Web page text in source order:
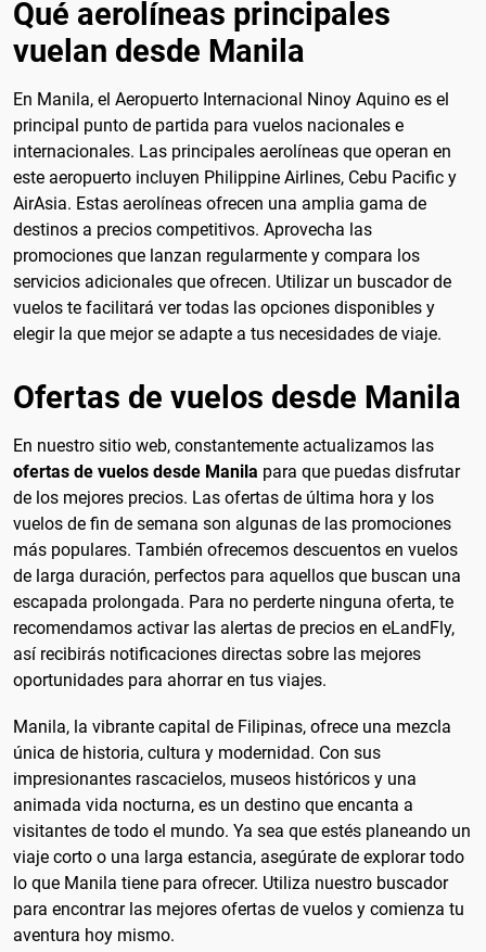
Qué aerolíneas principales
vuelan desde Manila
En Manila, el Aeropuerto Internacional Ninoy Aquino es el
principal punto de partida para vuelos nacionales e
internacionales. Las principales aerolíneas que operan en
este aeropuerto incluyen Philippine Airlines, Cebu Pacific y
AirAsia. Estas aerolíneas ofrecen una amplia gama de
destinos a precios competitivos. Aprovecha las
promociones que lanzan regularmente y compara los
servicios adicionales que ofrecen. Utilizar un buscador de
vuelos te facilitará ver todas las opciones disponibles y
elegir la que mejor se adapte a tus necesidades de viaje.
Ofertas de vuelos desde Manila
En nuestro sitio web, constantemente actualizamos las
ofertas de vuelos desde Manila para que puedas disfrutar
de los mejores precios. Las ofertas de última hora y los
vuelos de fin de semana son algunas de las promociones
más populares. También ofrecemos descuentos en vuelos
de larga duración, perfectos para aquellos que buscan una
escapada prolongada. Para no perderte ninguna oferta, te
recomendamos activar las alertas de precios en eLandFly,
así recibirás notificaciones directas sobre las mejores
oportunidades para ahorrar en tus viajes.
Manila, la vibrante capital de Filipinas, ofrece una mezcla
única de historia, cultura y modernidad. Con sus
impresionantes rascacielos, museos históricos y una
animada vida nocturna, es un destino que encanta a
visitantes de todo el mundo. Ya sea que estés planeando un
viaje corto o una larga estancia, asegúrate de explorar todo
lo que Manila tiene para ofrecer. Utiliza nuestro buscador
para encontrar las mejores ofertas de vuelos y comienza tu
aventura hoy mismo.